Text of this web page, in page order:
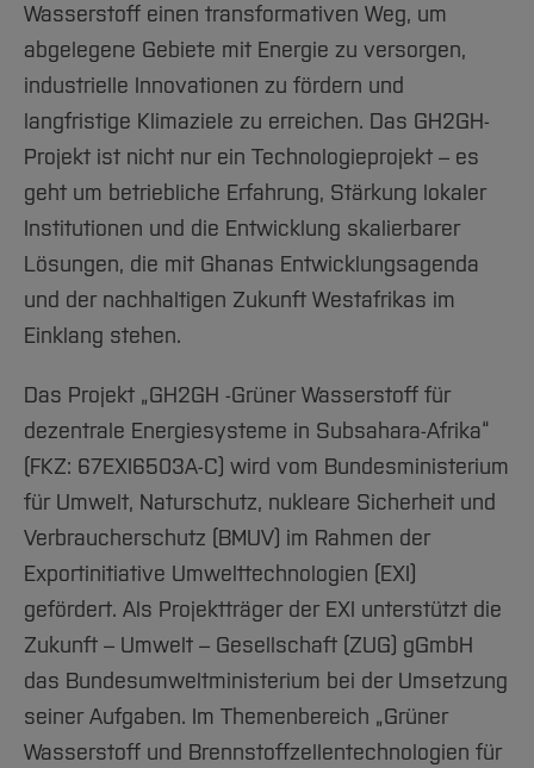
Wasserstoff einen transformativen Weg, um
abgelegene Gebiete mit Energie zu versorgen,
industrielle Innovationen zu fördern und
langfristige Klimaziele zu erreichen. Das GH2GH-
Projekt ist nicht nur ein Technologieprojekt – es
geht um betriebliche Erfahrung, Stärkung lokaler
Institutionen und die Entwicklung skalierbarer
Lösungen, die mit Ghanas Entwicklungsagenda
und der nachhaltigen Zukunft Westafrikas im
Einklang stehen.
Das Projekt „GH2GH -Grüner Wasserstoff für
dezentrale Energiesysteme in Subsahara-Afrika“
(FKZ: 67EXI6503A-C) wird vom Bundesministerium
für Umwelt, Naturschutz, nukleare Sicherheit und
Verbraucherschutz (BMUV) im Rahmen der
Exportinitiative Umwelttechnologien (EXI)
gefördert. Als Projektträger der EXI unterstützt die
Zukunft – Umwelt – Gesellschaft (ZUG) gGmbH
das Bundesumweltministerium bei der Umsetzung
seiner Aufgaben. Im Themenbereich „Grüner
Wasserstoff und Brennstoffzellentechnologien für